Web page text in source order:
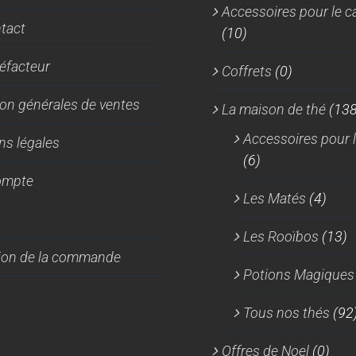
produit
sur
produit
générales de ventes
légales
de la commande
Accessoires pour le
(10)
Coffrets (0)
La maison de thé
Accessoires pour
(6)
Les Matés (4)
Les Rooïbos (13)
Potions Magiques
Tous nos thés
Offres de Noel (0)